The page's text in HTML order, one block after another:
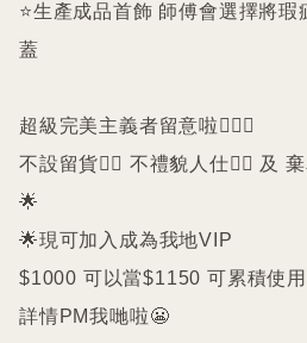
⭐️生產成品首飾 師傅會選擇將
蓋
超級完美主義者留意啦🙇🏻‍♀️
不設留貨🙅‍♀️ 不禮貌人仕🙅‍♀️ 及 棄
🌟
🌟現可加入成為我地VIP
$1000 可以當$1150 可累積使
詳情PM我哋啦😬